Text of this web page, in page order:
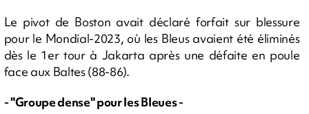
Le pivot de Boston avait déclaré forfait sur blessure
pour le Mondial-2023, où les Bleus avaient été éliminés
dès le 1er tour à Jakarta après une défaite en poule
face aux Baltes (88-86).
- "Groupe dense" pour les Bleues -